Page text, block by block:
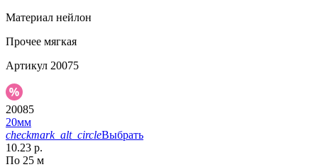
Материал нейлон
Прочее мягкая
Артикул 20075
20085
20мм
checkmark_alt_circleВыбрать
10.23 р.
По 25 м